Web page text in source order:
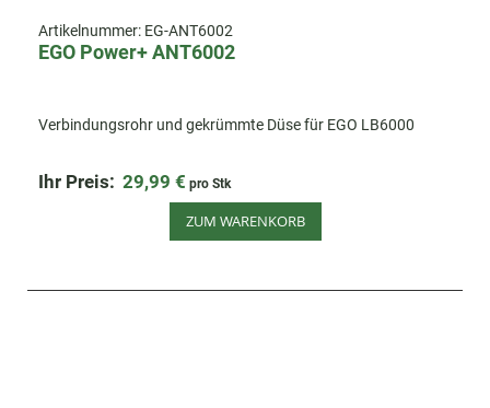
Artikelnummer: EG-ANT6002
EGO Power+ ANT6002
Verbindungsrohr und gekrümmte Düse für EGO LB6000
Ihr Preis: 29,99 € pro Stk
ZUM WARENKORB